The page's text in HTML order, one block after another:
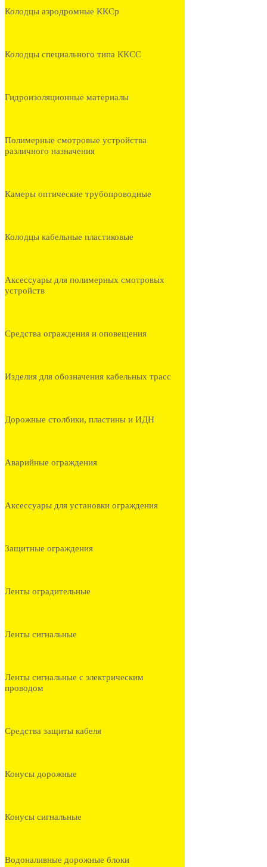
Колодцы аэродромные ККСр
Колодцы специального типа ККСС
Гидроизоляционные материалы
Полимерные смотровые устройства
различного назначения
Камеры оптические трубопроводные
Колодцы кабельные пластиковые
Аксессуары для полимерных смотровых
устройств
Средства ограждения и оповещения
Изделия для обозначения кабельных трасс
Дорожные столбики, пластины и ИДН
Аварийные ограждения
Аксессуары для установки ограждения
Защитные ограждения
Ленты оградительные
Ленты сигнальные
Ленты сигнальные с электрическим
проводом
Средства защиты кабеля
Конусы дорожные
Конусы сигнальные
Водоналивные дорожные блоки